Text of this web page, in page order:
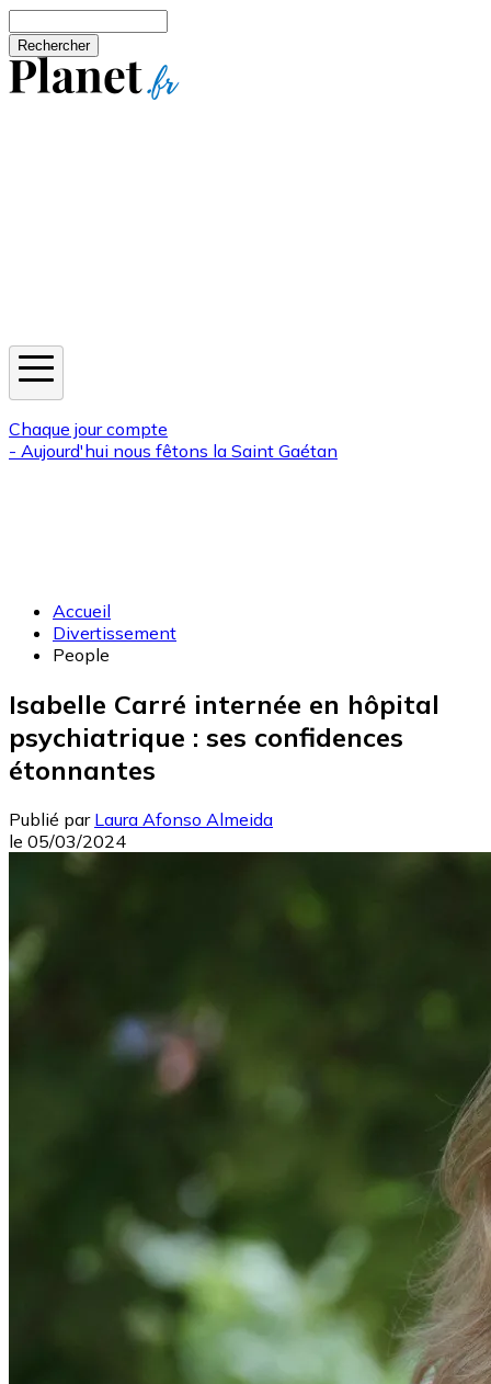
Chaque jour compte
- Aujourd'hui nous fêtons la Saint Gaétan
Accueil
Divertissement
People
Isabelle Carré internée en hôpital
psychiatrique : ses confidences
étonnantes
Publié par Laura Afonso Almeida
le 05/03/2024